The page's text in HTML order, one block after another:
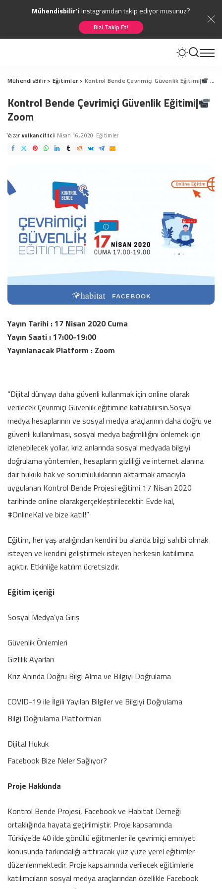
Mühendisbilir'iInstagramdan takip ediyor musunuz?
Bizi Takip Et!
MühendisBilir > Eğitimler > Kontrol Bende Çevrimiçi Güvenlik Eğitimi|
Kontrol Bende Çevrimiçi Güvenlik Eğitimi|
Zoom
Posted
by
Yazar volkanciftci Nisan 16, 2020 Eğitimler
Yayın Tarihi : 17 Nisan 2020 Cuma
Yayın Saati : 17:00-19:00
Yayınlanacak Platform : Zoom
“Dijital dünyayı daha güvenli kullanmak için online olarak
verilecek Çevrimiçi Güvenlik eğitimine katılabilirsin.Sosyal
medya hesaplarının ve sosyal medya araçlarının daha doğru ve
güvenli kullanılması, sosyal medya bağımlılığını önlemek için
izlenebilecek yollar, kriz anlarında sosyal medyada bilgiyi
doğrulama yöntemleri, hesapların gizliliği ve internet alanına
dair hukuki hak ve sorumluluklarının aktarmak amacıyla
uygulanan Kontrol Bende Projesi eğitimi 17 Nisan 2020
tarihinde online olarakgerçekleştirilecektir. Evde kal,
#OnlineKal ve bize katıl!”
Eğitim, her yaş aralığından kendini bu alanda bilgi sahibi olmak
isteyen ve kendini geliştirmek isteyen herkesin katılımına
açıktır. Etkinliğe katılım ücretsizdir.
Eğitim içeriği
Sosyal Medya’ya Giriş
Güvenlik Önlemleri
Gizlilik Ayarları
Kriz Anında Doğru Bilgi Alma ve Bilgiyi Doğrulama
COVID-19 ile İlgili Yayılan Bilgiler ve Bilgiyi Doğrulama
Bilgi Doğrulama Platformları
Dijital Hukuk
Facebook Bize Neler Sağlıyor?
Proje Hakkında
Kontrol Bende Projesi, Facebook ve Habitat Derneği
ortaklığında hayata geçirilmiştir. Proje kapsamında
Türkiye’de 40 ilde gönüllü eğitmenler ile çevrimiçi emniyet
konusunda farkındalığı arttıracak yüz yüze yerel eğitimler
düzenlenmektedir. Proje kapsamında verilecek eğitimlerle
katılımcıların sosyal medya araçlarından özellikle Facebook